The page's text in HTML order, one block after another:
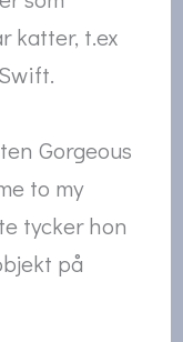
katter, t.ex
Gorgeous
to my
tycker hon
på